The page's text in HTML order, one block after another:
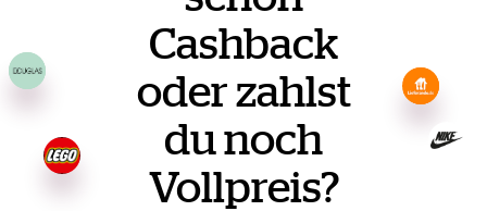
Cashback
oder zahlst
du noch
Vollpreis?